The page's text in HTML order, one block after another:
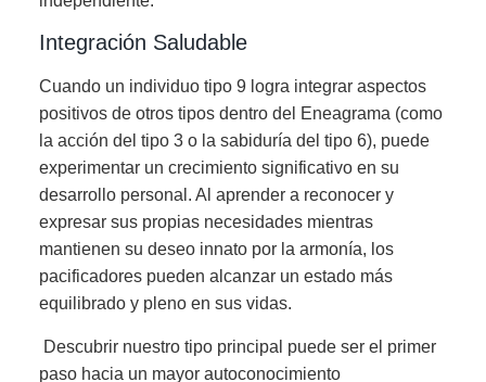
Integración Saludable
Cuando un individuo tipo 9 logra integrar aspectos
positivos de otros tipos dentro del Eneagrama (como
la acción del tipo 3 o la sabiduría del tipo 6), puede
experimentar un crecimiento significativo en su
desarrollo personal. Al aprender a reconocer y
expresar sus propias necesidades mientras
mantienen su deseo innato por la armonía, los
pacificadores pueden alcanzar un estado más
equilibrado y pleno en sus vidas.
Descubrir nuestro tipo principal puede ser el primer
paso hacia un mayor autoconocimiento